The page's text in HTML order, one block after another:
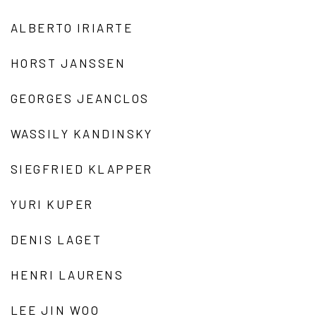
ALBERTO IRIARTE
HORST JANSSEN
GEORGES JEANCLOS
WASSILY KANDINSKY
SIEGFRIED KLAPPER
YURI KUPER
DENIS LAGET
HENRI LAURENS
LEE JIN WOO